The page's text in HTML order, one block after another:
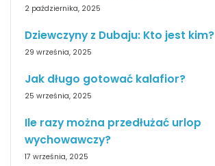
2 października, 2025
Dziewczyny z Dubaju: Kto jest kim?
29 września, 2025
Jak długo gotować kalafior?
25 września, 2025
Ile razy można przedłużać urlop
wychowawczy?
17 września, 2025